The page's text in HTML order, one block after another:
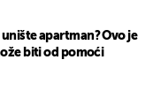
apartman? Ovo je
biti od pomoći